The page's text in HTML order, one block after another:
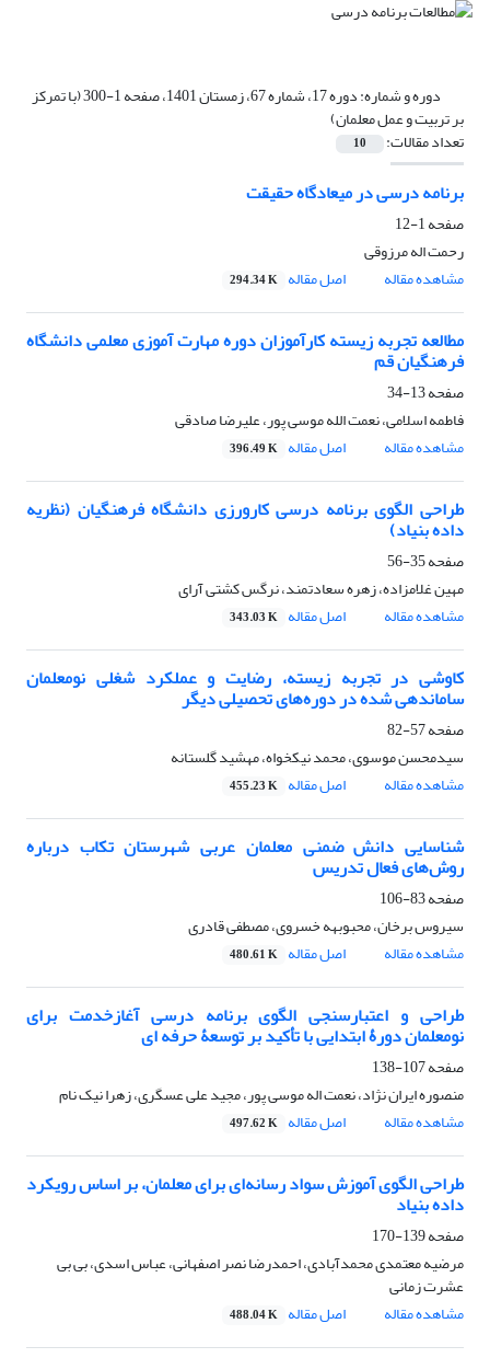
دوره و شماره: دوره 17، شماره 67، زمستان 1401، صفحه 1-300 (با تمرکز
بر تربیت و عمل معلمان)
تعداد مقالات: 10
برنامه درسی در میعادگاه حقیقت
صفحه1-12
رحمت اله مرزوقی
مشاهده مقاله
اصل مقاله 294.34 K
مطالعه تجربه زیسته کارآموزان دوره مهارت ‎آموزی معلمی دانشگاه
فرهنگیان قم
صفحه13-34
فاطمه اسلامی، نعمت الله موسی پور، علیرضا صادقی
مشاهده مقاله
اصل مقاله 396.49 K
طراحی الگوی برنامه درسی کارورزی دانشگاه فرهنگیان (نظریه
داده بنیاد)
صفحه35-56
مهین غلامزاده، زهره سعادتمند، نرگس کشتی آرای
مشاهده مقاله
اصل مقاله 343.03 K
کاوشی در تجربه زیسته، رضایت و عملکرد شغلی نومعلمان
ساماندهی شده در دوره‌های تحصیلی دیگر
صفحه57-82
سیدمحسن موسوی، محمد نیکخواه، مهشید گلستانه
مشاهده مقاله
اصل مقاله 455.23 K
شناسایی دانش ضمنی معلمان عربی شهرستان تکاب درباره
روش‌های فعال تدریس
صفحه83-106
سیروس برخان، محبوبهه خسروی، مصطفی قادری
مشاهده مقاله
اصل مقاله 480.61 K
طراحی و اعتبارسنجی الگوی برنامه درسی آغازخدمت برای
نومعلمان دورۀ ابتدایی با تأکید بر توسعۀ حرفه ای
صفحه107-138
منصوره ایران نژاد، نعمت اله موسی پور، مجید علی عسگری، زهرا نیک نام
مشاهده مقاله
اصل مقاله 497.62 K
طراحی الگوی آموزش سواد رسانه‌ای برای معلمان، بر اساس رویکرد
داده بنیاد
صفحه139-170
مرضیه معتمدی محمدآبادی، احمدرضا نصر اصفهانی، عباس اسدی، بی بی
عشرت زمانی
مشاهده مقاله
اصل مقاله 488.04 K